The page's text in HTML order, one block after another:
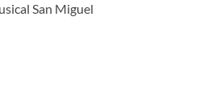
San Miguel